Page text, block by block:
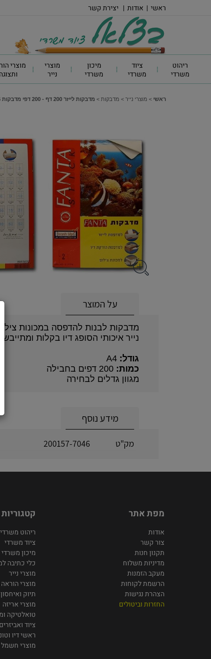
ראשי | אודות | יצירת קשר
ריהוט
משרדי
ציוד
משרדי
מיכון
משרדי
מוצרי
נייר
מוצרי
ותצוגה
ראשי > מוצרי נייר > מדבקות > מדבקות לייזר 200 דף - 200 דפי מדבקות 70X46 מ"מ (18 בדף)
על המוצר
מדבקות לבנות להדפסה במכונות
נייר איכותי הסופג דיו בקלות
גודל:
כמות:
מגוון גדלים לבחירה
מידע נוסף
מק"ט 200157-7046
מפת אתר
אודות
צור קשר
תקנון חנות
מדיניות משלוח
מעקב הזמנות
הרשמת לקוחות
הצהרת נגישות
החזרות וביטולים
קטגוריות
ריהוט משרדי
ציוד משרדי
מיכון משרדי
כלי כתיבה
מוצרי נייר
מוצרי
תיוק ואיחסון
מוצרי אריזה
טואלטיקה
ציוד
ראשי דיו
מוצרי